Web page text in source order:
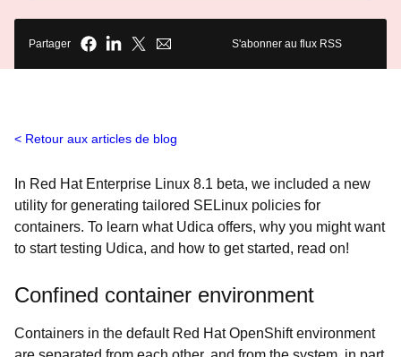
Partager S'abonner au flux RSS
Retour aux articles de blog
In Red Hat Enterprise Linux 8.1 beta, we included a new
utility for generating tailored SELinux policies for
containers. To learn what Udica offers, why you might want
to start testing Udica, and how to get started, read on!
Confined container environment
Containers in the default Red Hat OpenShift environment